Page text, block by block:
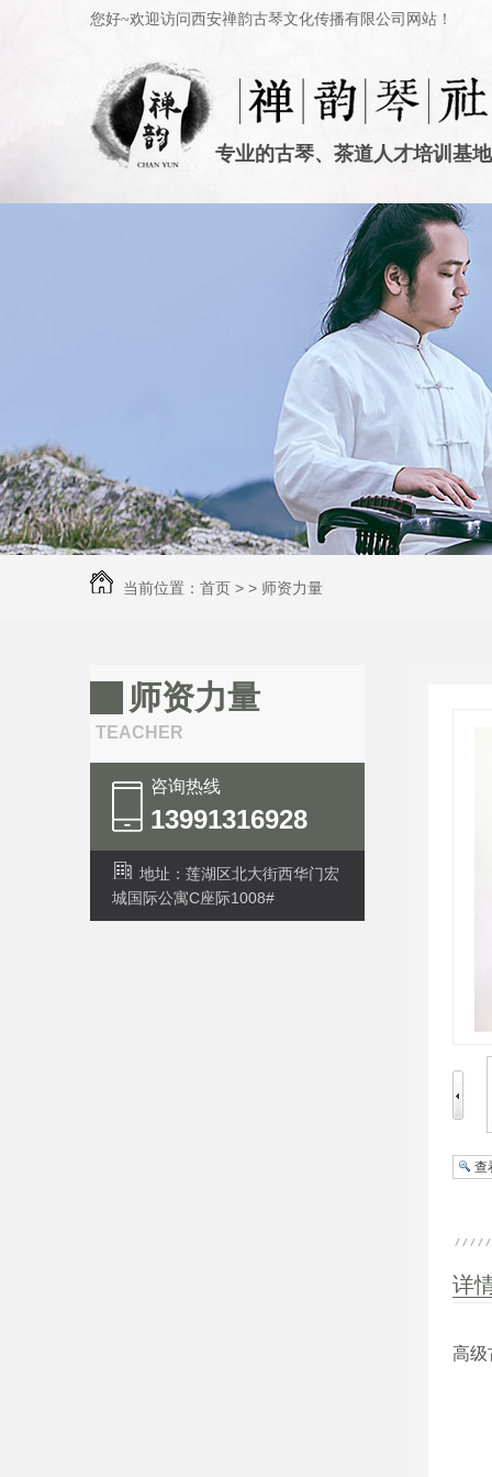
您好~欢迎访问西安禅韵古琴文化传播有限公司网站！
专业的古琴、茶道人才培训基地
当前位置： 首页 > > 师资力量
师资力量
TEACHER
咨询热线
13991316928
地址：莲湖区北大街西华门宏
城国际公寓C座际1008#
查
详
高